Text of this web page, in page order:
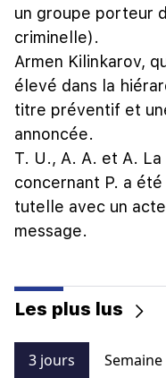
un groupe porteur
criminelle).
Armen Kilinkarov,
élevé dans la
titre préventif et
annoncée.
T. U., A. A. et A.
concernant P. a
tutelle avec un
message.
Les plus lus
3 jours Semaine